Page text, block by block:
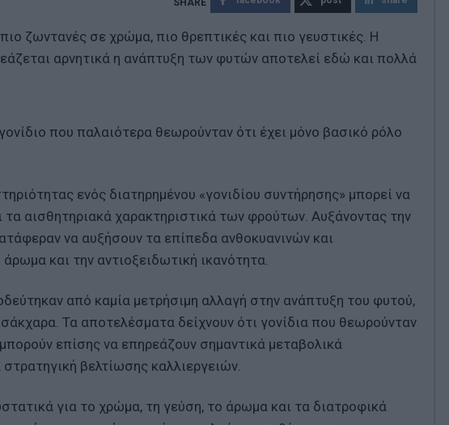
ζωντανές σε χρώμα, πιο θρεπτικές και πιο γευστικές. Η
αρνητικά η ανάπτυξη των φυτών αποτελεί εδώ και πολλά
που παλαιότερα θεωρούνταν ότι έχει μόνο βασικό ρόλο
ενός διατηρημένου «γονιδίου συντήρησης» μπορεί να
αισθητηριακά χαρακτηριστικά των φρούτων. Αυξάνοντας την
να αυξήσουν τα επίπεδα ανθοκυανινών και
και την αντιοξειδωτική ικανότητα.
από καμία μετρήσιμη αλλαγή στην ανάπτυξη του φυτού,
Τα αποτελέσματα δείχνουν ότι γονίδια που θεωρούνταν
επίσης να επηρεάζουν σημαντικά μεταβολικά
βελτίωσης καλλιεργειών.
για το χρώμα, τη γεύση, το άρωμα και τα διατροφικά